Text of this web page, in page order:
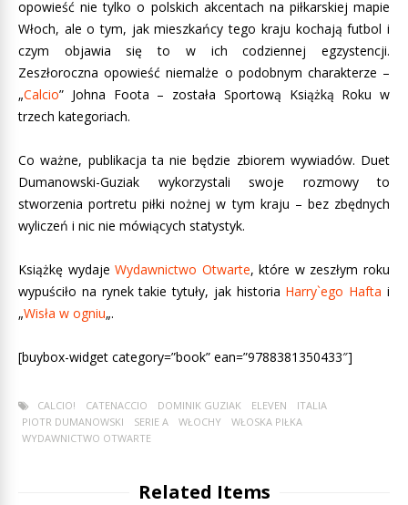
opowieść nie tylko o polskich akcentach na piłkarskiej mapie
Włoch, ale o tym, jak mieszkańcy tego kraju kochają futbol i
czym objawia się to w ich codziennej egzystencji.
Zeszłoroczna opowieść niemalże o podobnym charakterze –
„Calcio” Johna Foota – została Sportową Książką Roku w
trzech kategoriach.
Co ważne, publikacja ta nie będzie zbiorem wywiadów. Duet
Dumanowski-Guziak wykorzystali swoje rozmowy to
stworzenia portretu piłki nożnej w tym kraju – bez zbędnych
wyliczeń i nic nie mówiących statystyk.
Książkę wydajeWydawnictwo Otwarte, które w zeszłym roku
wypuściło na rynek takie tytuły, jak historia Harry`ego Hafta i
„Wisła w ogniu„.
[buybox-widget category=”book” ean=”9788381350433″]
CALCIO! CATENACCIO DOMINIK GUZIAK ELEVEN
ITALIA
PIOTR DUMANOWSKI
SERIE A WŁOCHY
WŁOSKA PIŁKA
WYDAWNICTWO OTWARTE
Related Items